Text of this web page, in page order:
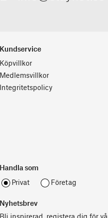
Kundservice
Köpvillkor
Medlemsvillkor
Integritetspolicy
Handla som
Privat Företag
Nyhetsbrev